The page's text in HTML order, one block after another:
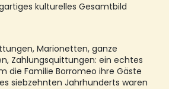
kulturelles Gesamtbild
Marionetten, ganze
Zahlungsquittungen: ein echtes
die Familie Borromeo ihre Gäste
siebzehnten Jahrhunderts waren